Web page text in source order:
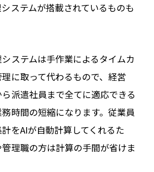
ステムが搭載されているものも
ステムは手作業によるタイムカ
に取って代わるもので、経営
派遣社員まで全てに適応できる
時間の短縮になります。従業員
をAIが自動計算してくれるた
理職の方は計算の手間が省けま